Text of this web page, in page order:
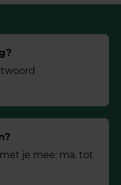
je mee: ma. tot